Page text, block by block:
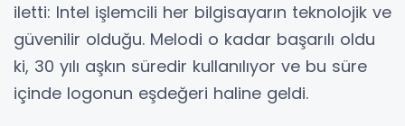
iletti: Intel işlemcili her bilgisayarın teknolojik ve
güvenilir olduğu. Melodi o kadar başarılı oldu
ki, 30 yılı aşkın süredir kullanılıyor ve bu süre
içinde logonun eşdeğeri haline geldi.